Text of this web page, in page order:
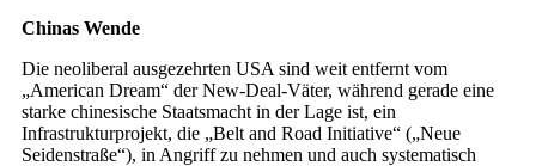
Chinas Wende
Die neoliberal ausgezehrten USA sind weit entfernt vom
„American Dream“ der New-Deal-Väter, während gerade eine
starke chinesische Staatsmacht in der Lage ist, ein
Infrastrukturprojekt, die „Belt and Road Initiative“ („Neue
Seidenstraße“), in Angriff zu nehmen und auch systematisch